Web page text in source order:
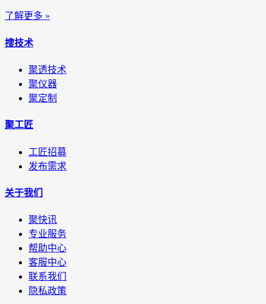
了解更多 »
搜技术
聚透技术
聚仪器
聚定制
聚工匠
工匠招募
发布需求
关于我们
聚快讯
专业服务
帮助中心
客服中心
联系我们
隐私政策